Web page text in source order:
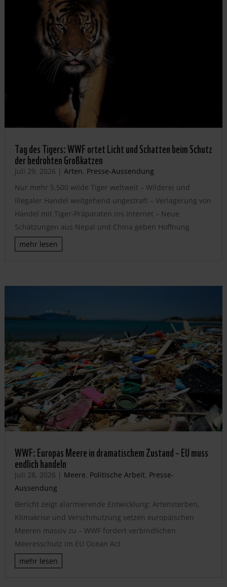
Tag des Tigers: WWF ortet Licht und Schatten beim Schutz
der bedrohten Großkatzen
Juli 29, 2026 | Arten, Presse-Aussendung
Nur mehr 5.500 wilde Tiger weltweit – Wilderei und
illegaler Handel weitgehend ungestraft – Verlagerung von
Handel mit Tiger-Präparaten ins Internet – Neue
Schätzungen aus Nepal und China geben Hoffnung
mehr lesen
WWF: Europas Meere in dramatischem Zustand – EU muss
endlich handeln
Juli 28, 2026 | Meere, Politische Arbeit, Presse-
Aussendung
Bericht zeigt alarmierende Entwicklung: Artensterben,
Klimakrise und Verschmutzung setzen europäischen
Meeren massiv zu – WWF fordert verbindlichen
Meeresschutz im EU Ocean Act
mehr lesen